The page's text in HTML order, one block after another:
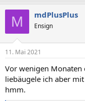
e
:
M mdPlusPlus
Ensign
11. Mai 2021
Vor wenigen Monaten
liebäugele ich aber
hmm.